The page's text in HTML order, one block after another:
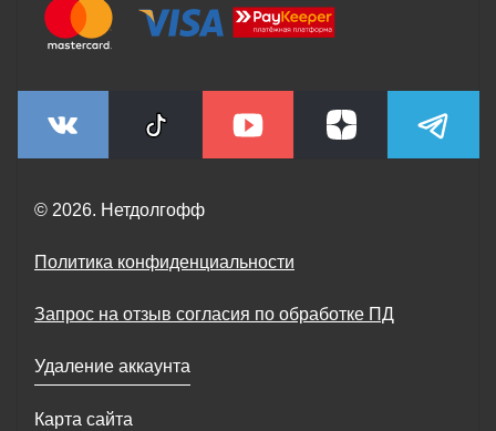
© 2026. Нетдолгофф
Политика конфиденциальности
Запрос на отзыв согласия по обработке ПД
Удаление аккаунта
Карта сайта